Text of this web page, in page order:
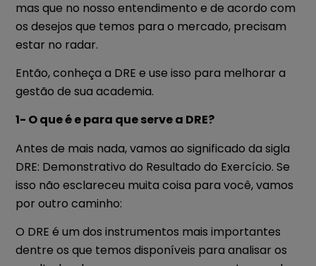
mas que no nosso entendimento e de acordo com
os desejos que temos para o mercado, precisam
estar no radar.
Então, conheça a DRE e use isso para melhorar a
gestão de sua academia.
1- O que é e para que serve a DRE?
Antes de mais nada, vamos ao significado da sigla
DRE: Demonstrativo do Resultado do Exercício. Se
isso não esclareceu muita coisa para você, vamos
por outro caminho:
O DRE é um dos instrumentos mais importantes
dentre os que temos disponíveis para analisar os